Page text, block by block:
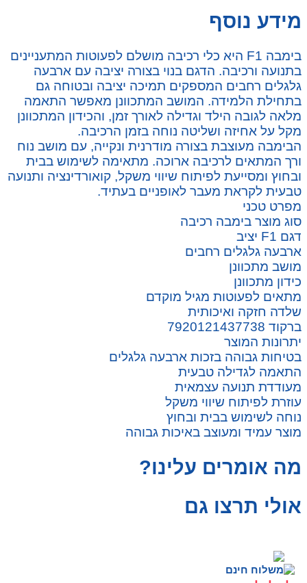
מידע נוסף
בימבה F1 היא כלי רכיבה מושלם לפעוטות המתעניינים
בתנועה ורכיבה. הדגם בנוי בצורה יציבה עם ארבעה
גלגלים רחבים המספקים תמיכה יציבה ובטוחה גם
בתחילת הלמידה. המושב המתכוונן מאפשר התאמה
מלאה לגובה הילד וגדילה לאורך זמן, והכידון המתכוונן
מקל על אחיזה ושליטה נוחה בזמן הרכיבה.
הבימבה מעוצבת בצורה מודרנית ונקייה, עם מושב נוח
ורך המתאים לרכיבה ארוכה. מתאימה לשימוש בבית
ובחוץ ומסייעת לפיתוח שיווי משקל, קואורדינציה ותנועה
טבעית לקראת מעבר לאופניים בעתיד.
מפרט טכני
סוג מוצר בימבה רכיבה
דגם F1 יציב
ארבעה גלגלים רחבים
מושב מתכוונן
כידון מתכוונן
מתאים לפעוטות מגיל מוקדם
שלדה חזקה ואיכותית
ברקוד 7920121437738
יתרונות המוצר
בטיחות גבוהה בזכות ארבעה גלגלים
התאמה לגדילה טבעית
מעודדת תנועה עצמאית
עוזרת לפיתוח שיווי משקל
נוחה לשימוש בבית ובחוץ
מוצר עמיד ומעוצב באיכות גבוהה
מה אומרים עלינו?
אולי תרצו גם